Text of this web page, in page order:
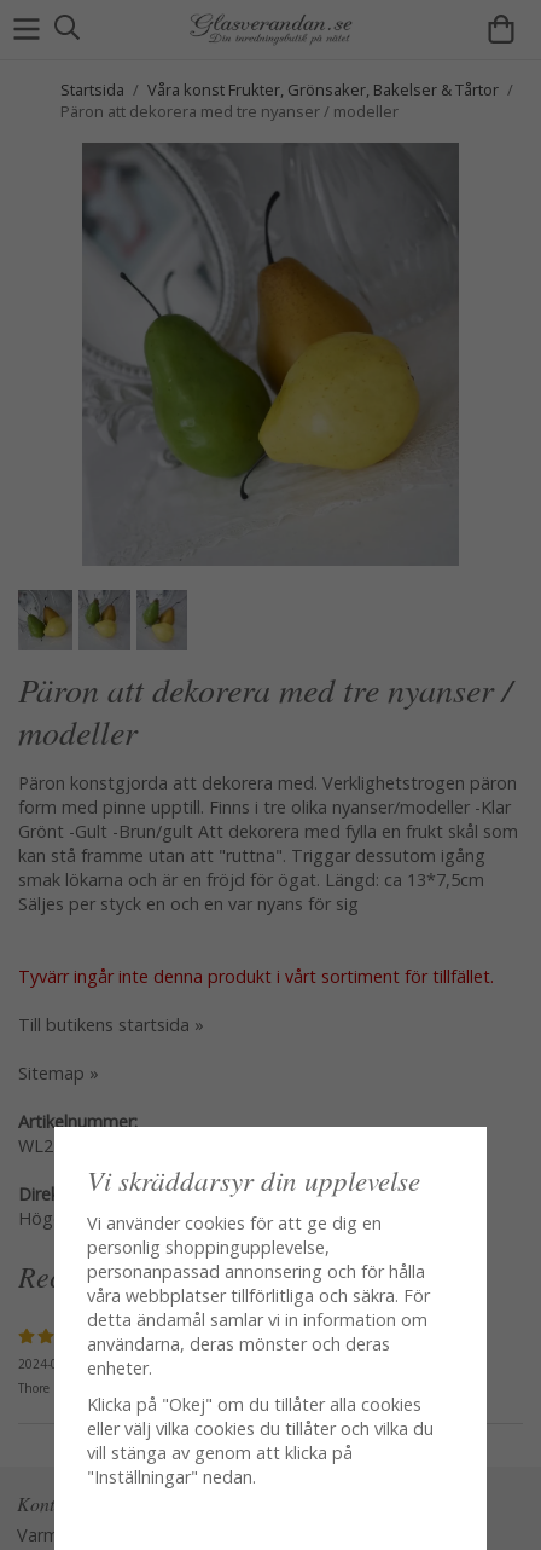
Startsida / Våra konst Frukter, Grönsaker, Bakelser & Tårtor /
Päron att dekorera med tre nyanser / modeller
Päron att dekorera med tre nyanser /
modeller
Päron konstgjorda att dekorera med. Verklighetstrogen päron
form med pinne upptill. Finns i tre olika nyanser/modeller -Klar
Grönt -Gult -Brun/gult Att dekorera med fylla en frukt skål som
kan stå framme utan att "ruttna". Triggar dessutom igång
smak lökarna och är en fröjd för ögat. Längd: ca 13*7,5cm
Säljes per styck en och en var nyans för sig
Tyvärr ingår inte denna produkt i vårt sortiment för tillfället.
Till butikens startsida »
Sitemap »
Artikelnummer:
WL22099-3
Direktlänk:
Högerklicka och kopiera adressen
Recensioner
2024-01-31
Thore
Kontakta oss
Varmt välkommen att kontakta vår
Vi skräddarsyr din upplevelse
Vi använder cookies för att ge dig en
personlig shoppingupplevelse,
personanpassad annonsering och för hålla
våra webbplatser tillförlitliga och säkra. För
detta ändamål samlar vi in information om
användarna, deras mönster och deras
enheter.
Klicka på "Okej" om du tillåter alla cookies
eller välj vilka cookies du tillåter och vilka du
vill stänga av genom att klicka på
"Inställningar" nedan.